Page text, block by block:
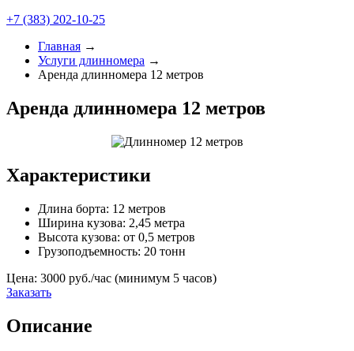
+7 (383) 202-10-25
Главная →
Услуги длинномера →
Аренда длинномера 12 метров
Аренда длинномера 12 метров
Характеристики
Длина борта: 12 метров
Ширина кузова: 2,45 метра
Высота кузова: от 0,5 метров
Грузоподъемность: 20 тонн
Цена: 3000 руб./час (минимум 5 часов)
Заказать
Описание